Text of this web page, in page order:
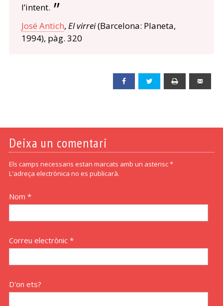
l’intent.
José Antich, El virrei(Barcelona: Planeta,
1994), pàg. 320
Facebook Twitter
Deixa un comentari
Els camps necessaris estan marcats amb un asterisc *
L'adreça electrònica no es publicarà.
Nom *
Correu electrònic *
D'on ets?